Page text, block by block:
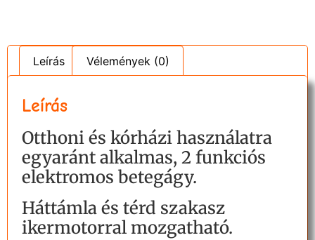
Leírás Vélemények (0)
Leírás
Otthoni és kórházi használatra
egyaránt alkalmas, 2 funkciós
elektromos betegágy.
Háttámla és térd szakasz
ikermotorral mozgatható.